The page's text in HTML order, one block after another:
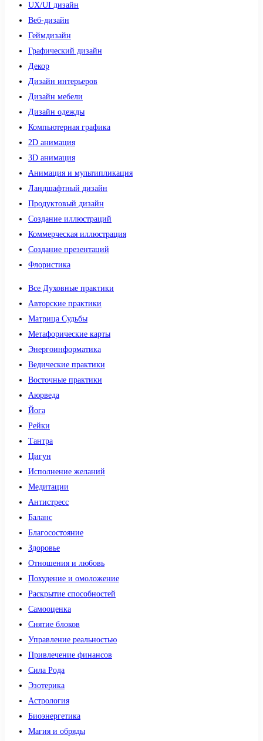
UX/UI дизайн
Веб-дизайн
Геймдизайн
Графический дизайн
Декор
Дизайн интерьеров
Дизайн мебели
Дизайн одежды
Компьютерная графика
2D анимация
3D анимация
Анимация и мультипликация
Ландшафтный дизайн
Продуктовый дизайн
Создание иллюстраций
Коммерческая иллюстрация
Создание презентаций
Флористика
Все Духовные практики
Авторские практики
Матрица Судьбы
Метафорические карты
Энергоинформатика
Ведические практики
Восточные практики
Аюрведа
Йога
Рейки
Тантра
Цигун
Исполнение желаний
Медитации
Антистресс
Баланс
Благосостояние
Здоровье
Отношения и любовь
Похудение и омоложение
Раскрытие способностей
Самооценка
Снятие блоков
Управление реальностью
Привлечение финансов
Сила Рода
Эзотерика
Астрология
Биоэнергетика
Магия и обряды